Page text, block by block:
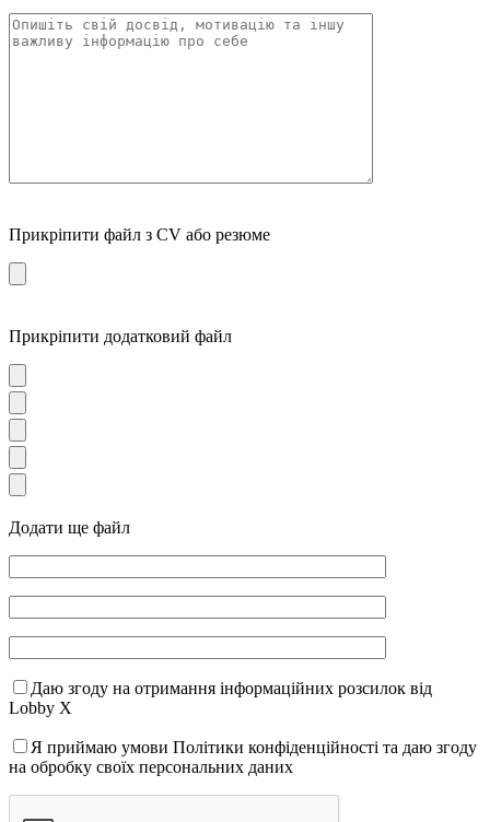
Прикріпити файл з CV або резюме
Прикріпити додатковий файл
Додати ще файл
Даю згоду на отримання інформаційних розсилок від
Lobby X
Я приймаю умови Політики конфіденційності та даю згоду
на обробку своїх персональних даних